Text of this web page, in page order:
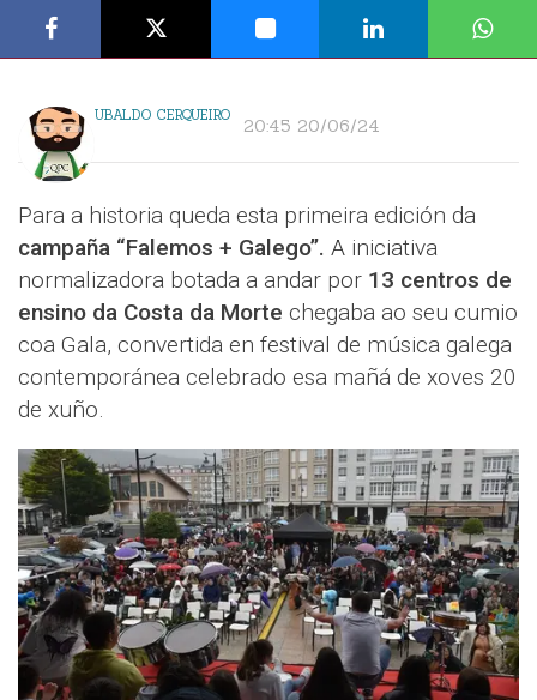
UBALDO CERQUEIRO 20:45 20/06/24
Para a historia queda esta primeira edición da
campaña “Falemos + Galego”. A iniciativa
normalizadora botada a andar por 13 centros de
ensino da Costa da Morte chegaba ao seu cumio
coa Gala, convertida en festival de música galega
contemporánea celebrado esa mañá de xoves 20
de xuño.